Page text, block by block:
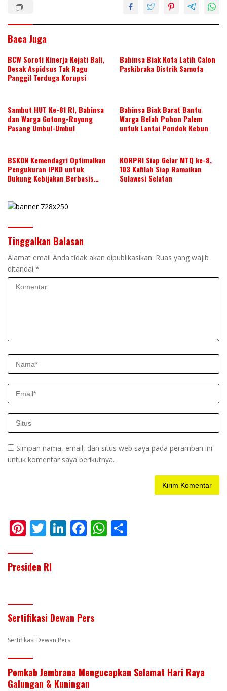
Baca Juga
BCW Soroti Kinerja Kejati Bali,
Desak Aspidsus Tak Ragu
Panggil Terduga Korupsi
Babinsa Biak Kota Latih Calon
Paskibraka Distrik Samofa
Sambut HUT Ke-81 RI, Babinsa
dan Warga Gotong-Royong
Pasang Umbul-Umbul
Babinsa Biak Barat Bantu
Warga Belah Pohon Palem
untuk Lantai Pondok Kebun
BSKDN Kemendagri Optimalkan
Pengukuran IPKD untuk
Dukung Kebijakan Berbasis
KORPRI Siap Gelar MTQ ke-8,
103 Kafilah Siap Ramaikan
Sulawesi Selatan
Tinggalkan Balasan
Alamat email Anda tidak akan dipublikasikan. Ruas yang wajib
ditandai *
Simpan nama, email, dan situs web saya pada peramban ini
untuk komentar saya berikutnya.
Pi
er
e
T
itt
er
Li F
k
W
Presiden RI
Sertifikasi Dewan Pers
Sertifikasi Dewan Pers
Pemkab Jembrana Mengucapkan Selamat Hari Raya
Galungan & Kuningan